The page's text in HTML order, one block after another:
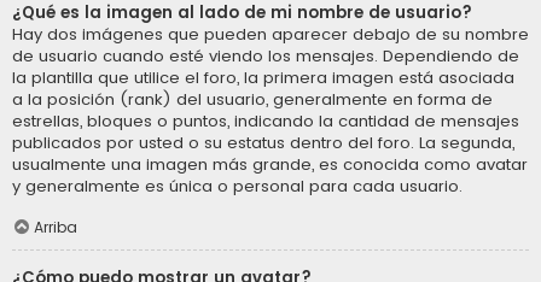
¿Qué es la imagen al lado de mi nombre de usuario?
Hay dos imágenes que pueden aparecer debajo de su nombre
de usuario cuando esté viendo los mensajes. Dependiendo de
la plantilla que utilice el foro, la primera imagen está asociada
a la posición (rank) del usuario, generalmente en forma de
estrellas, bloques o puntos, indicando la cantidad de mensajes
publicados por usted o su estatus dentro del foro. La segunda,
usualmente una imagen más grande, es conocida como avatar
y generalmente es única o personal para cada usuario.
Arriba